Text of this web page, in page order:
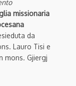
missionaria
da
Lauro Tisi e
mons. Gjiergj